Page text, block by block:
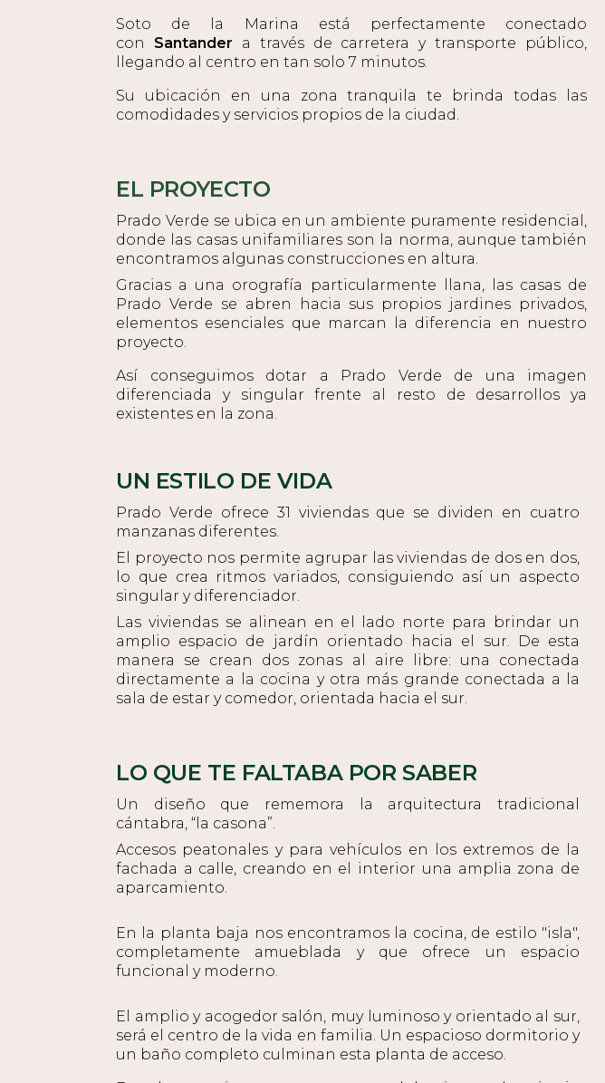
Soto de la Marina está perfectamente conectado
con Santander a través de carretera y transporte público,
llegando al centro en tan solo 7 minutos.
Su ubicación en una zona tranquila te brinda todas las
comodidades y servicios propios de la ciudad.
EL PROYECTO
Prado Verde se ubica en un ambiente puramente residencial,
donde las casas unifamiliares son la norma, aunque también
encontramos algunas construcciones en altura.
Gracias a una orografía particularmente llana, las casas de
Prado Verde se abren hacia sus propios jardines privados,
elementos esenciales que marcan la diferencia en nuestro
proyecto.
Así conseguimos dotar a Prado Verde de una imagen
diferenciada y singular frente al resto de desarrollos ya
existentes en la zona.
UN ESTILO DE VIDA
Prado Verde ofrece 31 viviendas que se dividen en cuatro
manzanas diferentes.
El proyecto nos permite agrupar las viviendas de dos en dos,
lo que crea ritmos variados, consiguiendo así un aspecto
singular y diferenciador.
Las viviendas se alinean en el lado norte para brindar un
amplio espacio de jardín orientado hacia el sur. De esta
manera se crean dos zonas al aire libre: una conectada
directamente a la cocina y otra más grande conectada a la
sala de estar y comedor, orientada hacia el sur.
LO QUE TE FALTABA POR SABER
Un diseño que rememora la arquitectura tradicional
cántabra, “la casona”.
Accesos peatonales y para vehículos en los extremos de la
fachada a calle, creando en el interior una amplia zona de
aparcamiento.
En la planta baja nos encontramos la cocina, de estilo "isla",
completamente amueblada y que ofrece un espacio
funcional y moderno.
El amplio y acogedor salón, muy luminoso y orientado al sur,
será el centro de la vida en familia. Un espacioso dormitorio y
un baño completo culminan esta planta de acceso.